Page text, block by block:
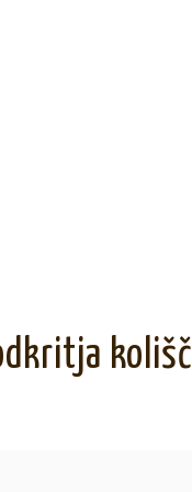
kolišč